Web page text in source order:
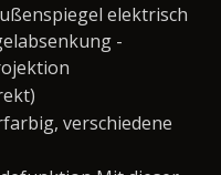
elektrisch
-
verschiedene